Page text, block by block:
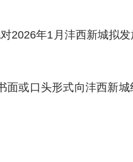
2026年1月沣西新城拟
或口头形式向沣西新城